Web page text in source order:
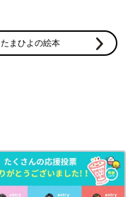
たまひよの絵本